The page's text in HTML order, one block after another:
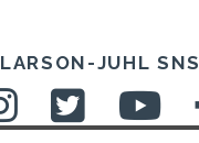
LARSON-JUHL SNS